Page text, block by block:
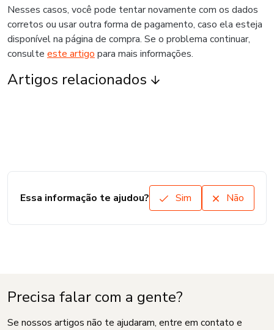
Nesses casos, você pode tentar novamente com os dados
corretos ou usar outra forma de pagamento, caso ela esteja
disponível na página de compra. Se o problema continuar,
consulte este artigo para mais informações.
Artigos relacionados
Essa informação te ajudou? Sim Não
Precisa falar com a gente?
Se nossos artigos não te ajudaram, entre em contato e